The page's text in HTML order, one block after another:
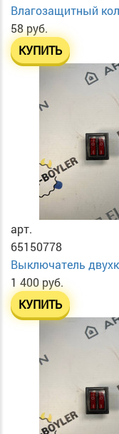
Влагозащитный
58 руб.
КУПИТЬ
арт.
65150778
Выключатель
1 400 руб.
КУПИТЬ